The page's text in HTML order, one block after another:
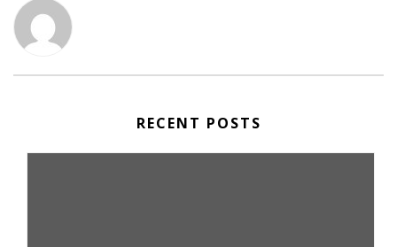
RECENT POSTS